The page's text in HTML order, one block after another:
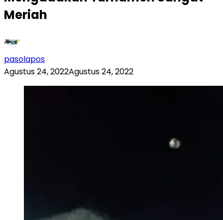
Meriah
pasolapos
Agustus 24, 2022Agustus 24, 2022